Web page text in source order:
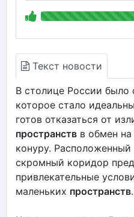
Текст новости
В столице России было
которое стало
готов отказаться от
пространств в обмен
конуру.
скромный коридор
привлекательные
маленьких пространств.